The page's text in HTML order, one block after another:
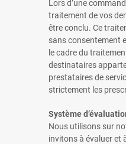
Lors d’une
traitement de vos
être conclu. Ce
sans consentement
le cadre du
destinataires
prestataires de
strictement les
Système
Nous utilisons sur
invitons à évaluer et